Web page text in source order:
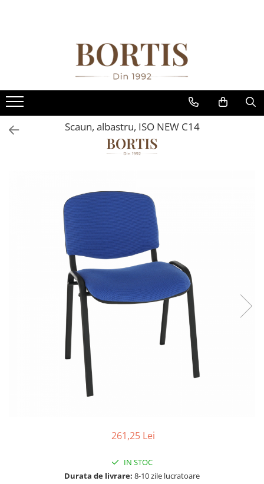
Fotolii balansoar/relaxante
Canapele
Coltare/canapele in L
Comode
Comode lux-ultramoderne
Fotolii extensibile
Masute de cafea
Mese sufragerie/dining
Rafturi/ etajere carti
Scaune living/dining
Set mobilier Living
Seturi masa +scaune dining
Scaun, albastru, ISO NEW C14
261,25 Lei
IN STOC
Durata de livrare: 8-10 zile lucratoare